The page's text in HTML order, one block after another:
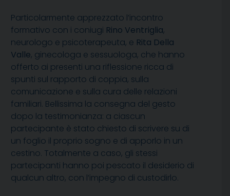
Particolarmente apprezzato l’incontro
formativo con i coniugi Rino Ventriglia,
neurologo e psicoterapeuta, e Rita Della
Valle, ginecologa e sessuologa, che hanno
offerto ai presenti una riflessione ricca di
spunti sul rapporto di coppia, sulla
comunicazione e sulla cura delle relazioni
familiari. Bellissima la consegna del gesto
dopo la testimonianza: a ciascun
partecipante è stato chiesto di scrivere su di
un foglio il proprio sogno e di apporlo in un
cestino. Totalmente a caso, gli stessi
partecipanti hanno poi pescato il desiderio di
qualcun altro, con l’impegno di custodirlo.